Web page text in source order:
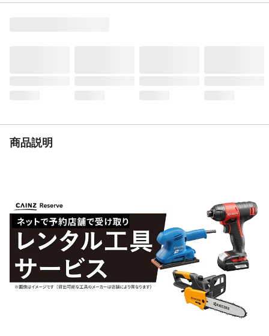
必要数
補修箇所の大きさにより
商品説明